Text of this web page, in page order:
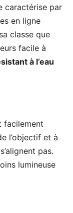
caractérise par
en ligne
classe que
facile à
à l’eau
facilement
l’objectif et à
pas.
lumineuse